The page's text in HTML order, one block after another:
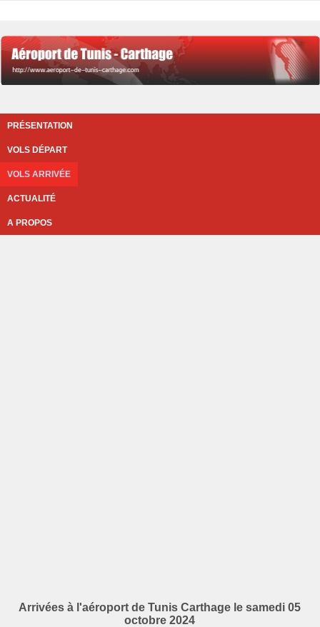
PRÉSENTATION
VOLS DÉPART
VOLS ARRIVÉE
ACTUALITÉ
A PROPOS
Arrivées à l'aéroport de Tunis Carthage le samedi 05
octobre 2024